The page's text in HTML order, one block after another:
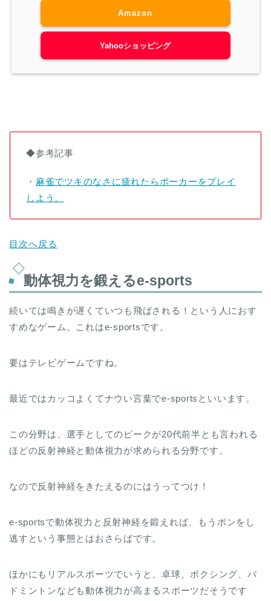
Amazon
Yahooショッピング
◆参考記事
・ 麻雀でツキのなさに疲れたらポーカーをプレイ
しよう。
目次へ戻る
動体視力を鍛えるe-sports
続いては鳴きが遅くていつも飛ばされる！という人におす
すめなゲーム。これはe-sportsです。
要はテレビゲームですね。
最近ではカッコよくてナウい言葉でe-sportsといいます。
この分野は、選手としてのピークが20代前半とも言われる
ほどの反射神経と動体視力が求められる分野です。
なので反射神経をきたえるのにはうってつけ！
e-sportsで動体視力と反射神経を鍛えれば、もうポンをし
逃すという事態とはおさらばです。
ほかにもリアルスポーツでいうと、卓球、ボクシング、バ
ドミントンなども動体視力が高まるスポーツだそうです